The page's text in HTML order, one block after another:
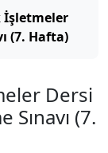
İşletmeler
(7. Hafta)
Dersi
(7.